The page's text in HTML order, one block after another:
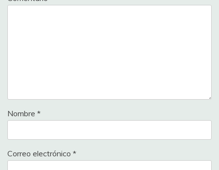
Nombre *
Correo electrónico *